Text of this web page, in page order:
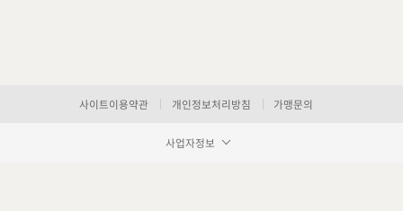
사이트이용약관 개인정보처리방침 가맹문의
사업자정보